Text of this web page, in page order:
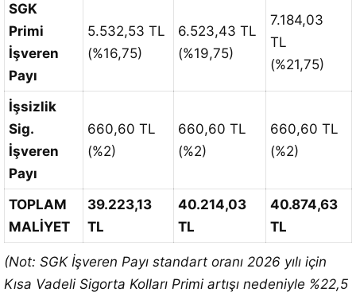
SGK
Primi
İşveren
Payı
5.532,53 TL
(%16,75)
6.523,43 TL
(%19,75)
7.184,03
TL
(%21,75)
İşsizlik
Sig.
İşveren
Payı
660,60 TL
(%2)
660,60 TL
(%2)
660,60 TL
(%2)
TOPLAM
MALİYET
39.223,13
TL
40.214,03
TL
40.874,63
TL
(Not: SGK İşveren Payı standart oranı 2026 yılı için
Kısa Vadeli Sigorta Kolları Primi artışı nedeniyle %22,5